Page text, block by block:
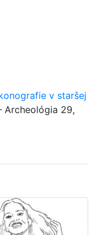
v staršej
Archeológia 29,